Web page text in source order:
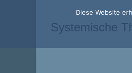
Systemische
Diese Website